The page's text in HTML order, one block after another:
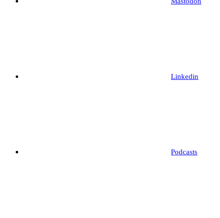
Linkedin
Podcasts